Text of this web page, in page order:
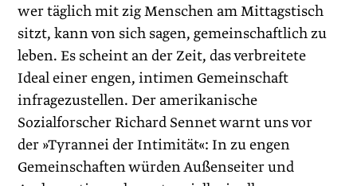
wer täglich mit zig Menschen am Mittagstisch
sitzt, kann von sich sagen, gemeinschaftlich zu
leben. Es scheint an der Zeit, das verbreitete
Ideal einer engen, intimen Gemeinschaft
infragezustellen. Der amerikanische
Sozialforscher Richard Sennet warnt uns vor
der »Tyrannei der Intimität«: In zu engen
Gemeinschaften würden Außenseiter und